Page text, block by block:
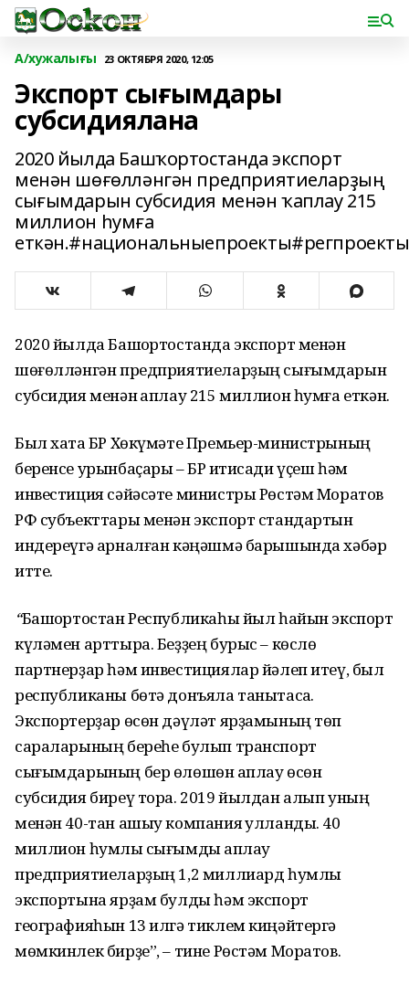
А/хужалығы 23 ОКТЯБРЯ 2020, 12:05
Экспорт сығымдары
субсидиялана
2020 йылда Башҡортостанда экспорт
менән шөғөлләнгән предприятиеларҙың
сығымдарын субсидия менән ҡаплау 215
миллион һумға
2020 йылда Башҡортостанда экспорт менән
шөғөлләнгән предприятиеларҙың сығымдарын
субсидия менән ҡаплау 215 миллион һумға еткән.
Был хаҡта БР Хөкүмәте Премьер-министрының
беренсе урынбаҫары – БР иҡтисади үҫеш һәм
инвестиция сәйәсәте министры Рөстәм Моратов
РФ субъекттары менән экспорт стандартын
индереүгә арналған кәңәшмә барышында хәбәр
итте.
“Башҡортостан Республикаһы йыл һайын экспорт
күләмен арттыра. Беҙҙең бурыс – көслө
партнерҙар һәм инвестициялар йәлеп итеү, был
республиканы бөтә донъяла танытасаҡ.
Экспортерҙар өсөн дәүләт ярҙамының төп
сараларының береһе булып транспорт
сығымдарының бер өлөшөн ҡаплау өсөн
субсидия биреү тора. 2019 йылдан алып уның
менән 40-тан ашыу компания ҡулланды. 40
миллион һумлыҡ сығымды ҡаплау
предприятиеларҙың 1,2 миллиард һумлыҡ
экспортына ярҙам булды һәм экспорт
географияһын 13 илгә тиклем киңәйтергә
мөмкинлек бирҙе”, – тине Рөстәм Моратов.